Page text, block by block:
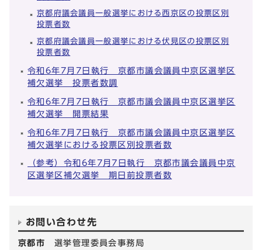
京都府議会議員一般選挙における西京区の投票区別
投票者数
京都府議会議員一般選挙における伏見区の投票区別
投票者数
令和6年7月7日執行 京都市議会議員中京区選挙区
補欠選挙 投票者数調
令和6年7月7日執行 京都市議会議員中京区選挙区
補欠選挙 開票結果
令和6年7月7日執行 京都市議会議員中京区選挙区
補欠選挙における投票区別投票者数
（参考）令和6年7月7日執行 京都市議会議員中京
区選挙区補欠選挙 期日前投票者数
お問い合わせ先
京都市 選挙管理委員会事務局